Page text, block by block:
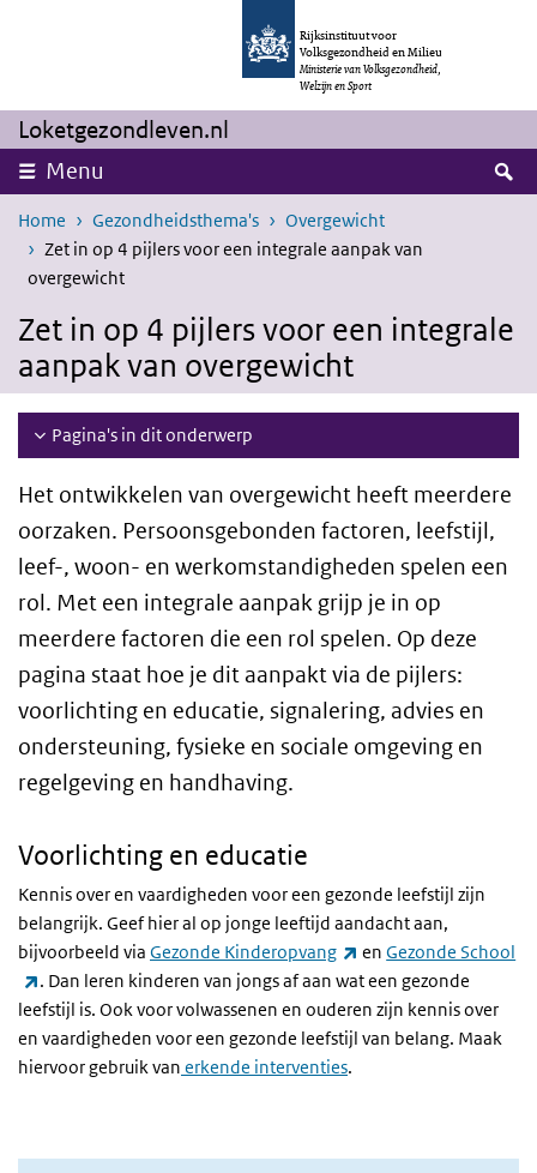
Overslaan en naar de inhoud gaan
Rijksinstituut voor
Volksgezondheid en Milieu
Ministerie van Volksgezondheid,
Welzijn en Sport
Loketgezondleven.nl
Menu
Home Gezondheidsthema's
Overgewicht
Zet in op 4 pijlers voor een integrale aanpak van
overgewicht
Zet in op 4 pijlers voor een integrale
aanpak van overgewicht
Pagina's in dit onderwerp
Het ontwikkelen van overgewicht heeft meerdere
oorzaken. Persoonsgebonden factoren, leefstijl,
leef-, woon- en werkomstandigheden spelen een
rol. Met een integrale aanpak grijp je in op
meerdere factoren die een rol spelen. Op deze
pagina staat hoe je dit aanpakt via de pijlers:
voorlichting en educatie, signalering, advies en
ondersteuning, fysieke en sociale omgeving en
regelgeving en handhaving.
Voorlichting en educatie
Kennis over en vaardigheden voor een gezonde leefstijl zijn
belangrijk. Geef hier al op jonge leeftijd aandacht aan,
bijvoorbeeld via Gezonde Kinderopvang (externe link)
enGezonde School
(externe link)
. Dan leren kinderen van jongs af aan wat een gezonde
leefstijl is. Ook voor volwassenen en ouderen zijn kennis over
en vaardigheden voor een gezonde leefstijl van belang. Maak
hiervoor gebruik van erkende interventies.